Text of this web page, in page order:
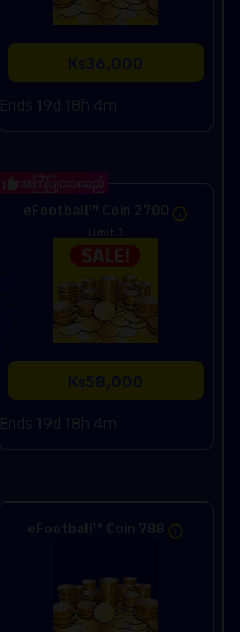
Ks36,000
Ends 19d 18h 4m
eFootball™ Coin 2700
Limit: 1
Ks58,000
Ends 19d 18h 4m
အကြံပြုထားသည်
eFootball™ Coin 788